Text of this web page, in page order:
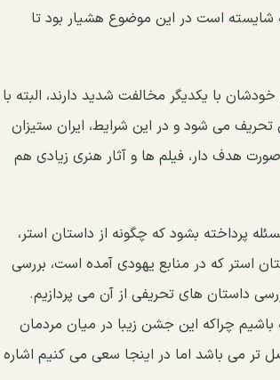
شایسته است در این موضوع هشیار بود تا
با یکدیگر مخالفت شدید دارند، البته با
تحریف می شود و در این شرایط، ایران ستیزان
هدف دار، فیلم ها و آثار هنری زیادی هم
پرداخته بشود که چگونه از داستان استر،
استر که در منابع یهودی آمده است، بررسی
داستان های تحریفی از آن می پردازیم.
چراکه این جشن زیبا در میان مردمان
تر می باشد اما در اینجا سعی می کنیم اشاره